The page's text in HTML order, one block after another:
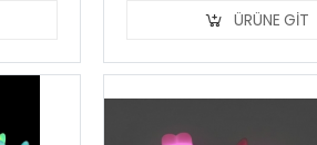
ÜRÜNE GIT